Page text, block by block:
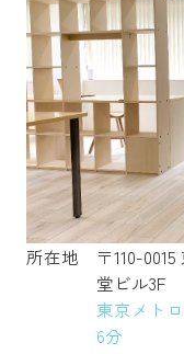
所在地
〒110-
堂ビル3F
東京メト
6分